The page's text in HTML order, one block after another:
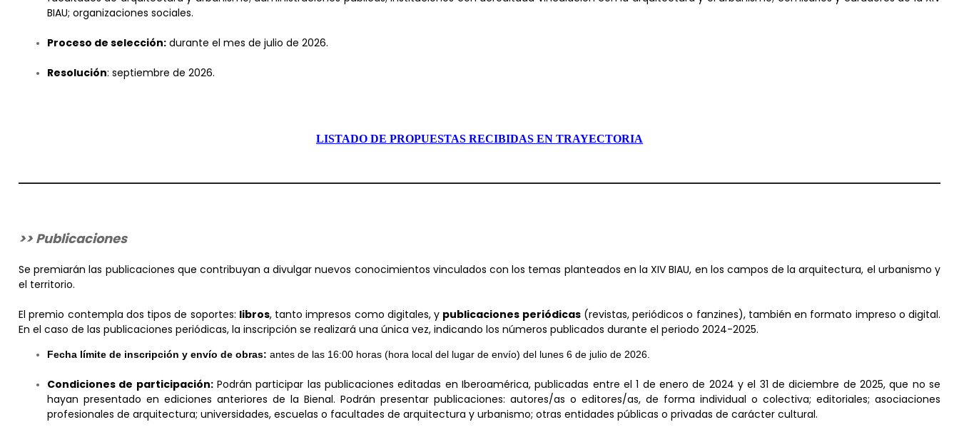
BIAU; organizaciones sociales.
Proceso de selección: durante el mes de julio de 2026.
Resolución: septiembre de 2026.
LISTADO DE PROPUESTAS RECIBIDAS EN TRAYECTORIA
>> Publicaciones
Se premiarán las publicaciones que contribuyan a divulgar nuevos conocimientos vinculados con los temas planteados en la XIV BIAU, en los campos de la arquitectura, el urbanismo y
el territorio.
El premio contempla dos tipos de soportes: libros, tanto impresos como digitales, y publicaciones periódicas(revistas, periódicos o fanzines), también en formato impreso o digital.
En el caso de las publicaciones periódicas, la inscripción se realizará una única vez, indicando los números publicados durante el periodo 2024-2025.
Fecha límite de inscripción y envío de obras: antes de las 16:00 horas (hora local del lugar de envío) del lunes 6 de julio de 2026.
Condiciones de participación:Podrán participar las publicaciones editadas en Iberoamérica, publicadas entre el 1 de enero de 2024 y el 31 de diciembre de 2025, que no se
hayan presentado en ediciones anteriores de la Bienal. Podrán presentar publicaciones: autores/as o editores/as, de forma individual o colectiva; editoriales; asociaciones
profesionales de arquitectura; universidades, escuelas o facultades de arquitectura y urbanismo; otras entidades públicas o privadas de carácter cultural.